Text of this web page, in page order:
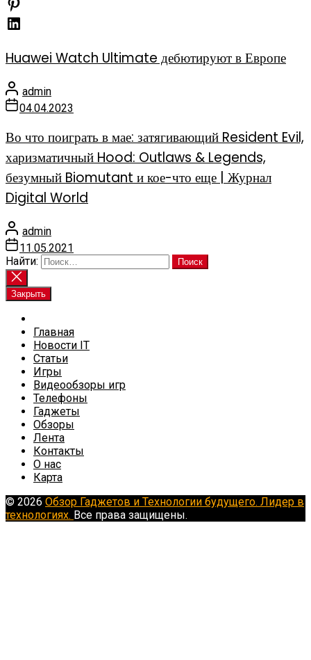
Huawei Watch Ultimate дебютируют в Европе
admin
04.04.2023
Во что поиграть в мае: затягивающий Resident Evil,
харизматичный Hood: Outlaws & Legends,
безумный Biomutant и кое-что еще | Журнал
Digital World
admin
11.05.2021
Найти:
Закрыть
Главная
Новости IT
Статьи
Игры
Видеообзоры игр
Телефоны
Гаджеты
Обзоры
Лента
Контакты
О нас
Карта
© 2026 Обзор Гаджетов и Технологии будущего. Лидер в
технологиях. Все права защищены.